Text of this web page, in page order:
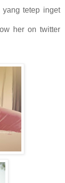
tetep inget
her on twitter